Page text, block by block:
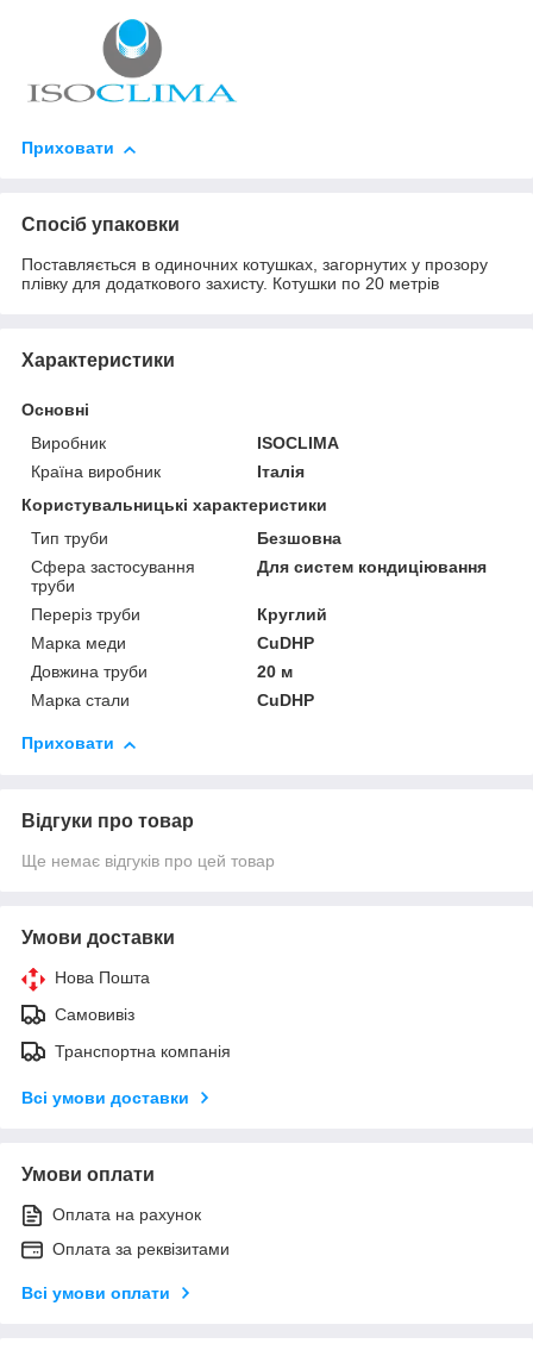
Приховати
Спосіб упаковки
Поставляється в одиночних котушках, загорнутих у прозору
плівку для додаткового захисту. Котушки по 20 метрів
Характеристики
Основні
Виробник
ISOCLIMA
Країна виробник
Італія
Користувальницькі характеристики
Тип труби
Безшовна
Сфера застосування
труби
Для систем кондиціювання
Переріз труби
Круглий
Марка меди
CuDHP
Довжина труби
20 м
Марка стали
CuDHP
Приховати
Відгуки про товар
Ще немає відгуків про цей товар
Умови доставки
Нова Пошта
Самовивіз
Транспортна компанія
Всі умови доставки
Умови оплати
Оплата на рахунок
Оплата за реквізитами
Всі умови оплати